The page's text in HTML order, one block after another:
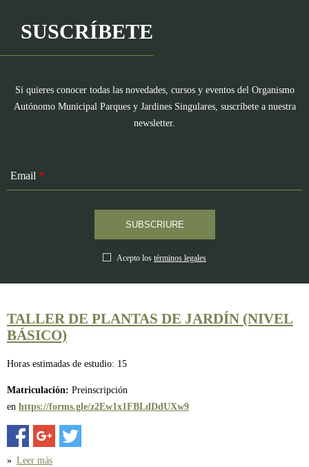
SUSCRÍBETE
Si quieres conocer todas las novedades, cursos y eventos del Organismo
Autónomo Municipal Parques y Jardines Singulares, suscríbete a nuestra
newsletter.
Email *
Acepto los términos legales
TALLER DE PLANTAS DE JARDÍN (NIVEL
BÁSICO)
Horas estimadas de estudio: 15
Matriculación: Preinscripción
en https://forms.gle/z2Ew1x1FBLdDdUXw9
» Leer más